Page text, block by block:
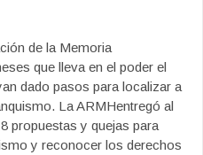
de la Memoria
que lleva en el poder el
dado pasos para localizar a
La ARMHentregó al
propuestas y quejas para
y reconocer los derechos